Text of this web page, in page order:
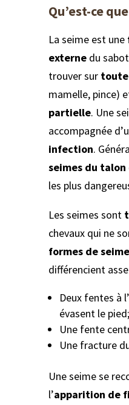
Qu’est-ce
La seime est une
externe du
trouver sur
mamelle, pince)
partielle. Une
accompagnée
infection.
seimes du talon
les plus
Les seimes sont
chevaux qui ne
formes de
différencient
Deux fentes à
évasent le pied;
Une fente
Une fracture
Une seime se
l’apparition de